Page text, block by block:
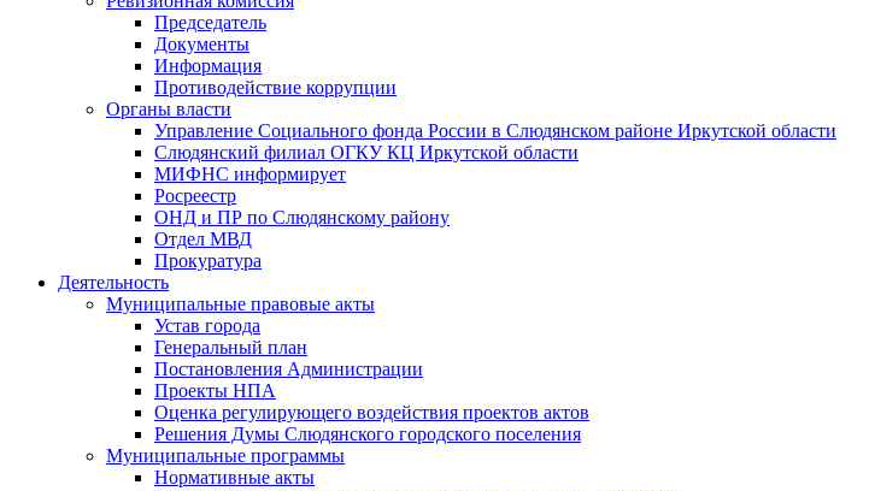
Председатель
Документы
Информация
Противодействие коррупции
Органы власти
Управление Социального фонда России в Слюдянском районе Иркутской области
Слюдянский филиал ОГКУ КЦ Иркутской области
МИФНС информирует
Росреестр
ОНД и ПР по Слюдянскому району
Отдел МВД
Прокуратура
Деятельность
Муниципальные правовые акты
Устав города
Генеральный план
Постановления Администрации
Проекты НПА
Оценка регулирующего воздействия проектов актов
Решения Думы Слюдянского городского поселения
Муниципальные программы
Нормативные акты